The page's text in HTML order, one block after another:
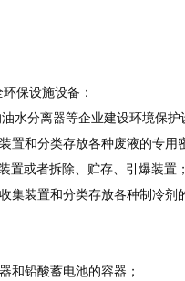
保设施设备：
水分离器等企业建设环境保护
置和分类存放各种废液的专用
置或者拆除、贮存、引爆装置；
集装置和分类存放各种制冷剂
和铅酸蓄电池的容器；